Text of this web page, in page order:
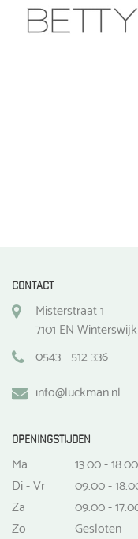
gekozen
worden
CONTACT
Misterstraat 1
7101 EN Winterswijk
0543 - 512 336
info@luckman.nl
OPENINGSTIJDEN
Ma
13.00 - 18.00
Di - Vr
09.00 -
Za
09.00 -
Zo
Gesloten